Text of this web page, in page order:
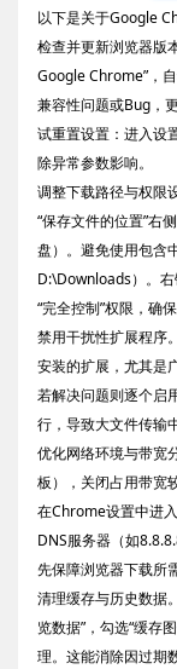
以下是关于Google
检查并更新浏览器版
Google Chrome”，
兼容性问题或Bug，
试重置设置：进入设
除异常参数影响。
调整下载路径与权
“保存文件的位置”右
盘）。避免使用包含
D:\Downloads）。右
“完全控制”权限，确
禁用干扰性扩展程序
安装的扩展，尤其是
若解决问题则逐个启
行，导致大文件传输
优化网络环境与带宽
板），关闭占用带宽
在Chrome设置中进
DNS服务器（如
先保障浏览器下载所
清理缓存与历史数据
览数据”，勾选“缓存
理。这能消除因过期